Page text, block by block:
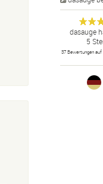
und
dasauge
5
37 Bewertungen